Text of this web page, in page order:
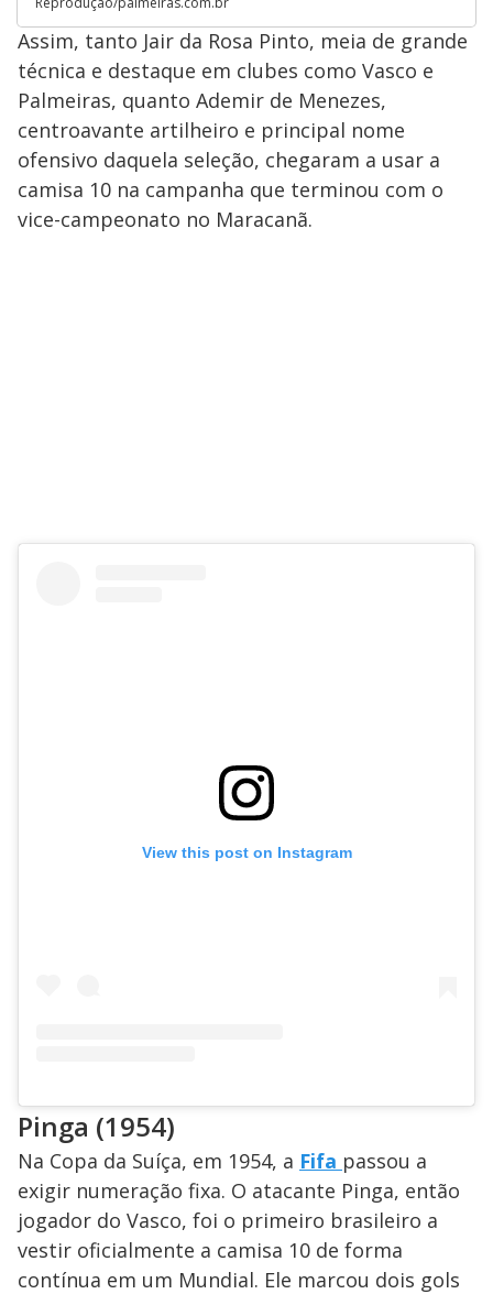
Assim, tanto Jair da Rosa Pinto, meia de grande
técnica e destaque em clubes como Vasco e
Palmeiras, quanto Ademir de Menezes,
centroavante artilheiro e principal nome
ofensivo daquela seleção, chegaram a usar a
camisa 10 na campanha que terminou com o
vice-campeonato no Maracanã.
View this post on Instagram
Pinga (1954)
Na Copa da Suíça, em 1954, a Fifa passou a
exigir numeração fixa. O atacante Pinga, então
jogador do Vasco, foi o primeiro brasileiro a
vestir oficialmente a camisa 10 de forma
contínua em um Mundial. Ele marcou dois gols